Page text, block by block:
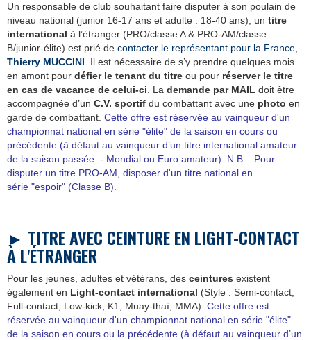
Un responsable de club souhaitant faire disputer à son poulain de
niveau national (junior 16-17 ans et adulte : 18-40 ans), un titre
international à l’étranger (PRO/classe A & PRO-AM/classe
B/junior-élite) est prié de contacter le représentant pour la France,
Thierry MUCCINI . Il est nécessaire de s’y prendre quelques mois
en amont pour défier le tenant du titre ou pour réserver le titre
en cas de vacance de celui-ci . La demande par MAIL doit être
accompagnée d’un C.V. sportif du combattant avec une photo en
garde de combattant. Cette offre est réservée au vainqueur d'un
championnat national en série "élite" de la saison en cours ou
précédente (à défaut au vainqueur d’un titre international amateur
de la saison passée - Mondial ou Euro amateur). N.B. : Pour
disputer un titre PRO-AM, disposer d'un titre national en
série "espoir" (Classe B).
► TITRE AVEC CEINTURE EN LIGHT-CONTACT
À L'ÉTRANGER
Pour les jeunes, adultes et vétérans, des ceintures existent
également en Light-contact international (Style : Semi-contact,
Full-contact, Low-kick, K1, Muay-thaï, MMA). Cette offre est
réservée au vainqueur d'un championnat national en série "élite"
de la saison en cours ou la précédente (à défaut au vainqueur d’un